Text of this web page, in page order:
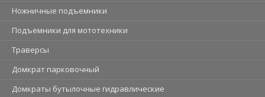
Ножничные подъемники
Подъемники для мототехники
Траверсы
Домкрат парковочный
Домкраты бутылочные гидравлические